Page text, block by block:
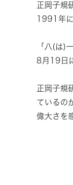
正岡子規
1991年
「八(は)
8月19日
正岡子規
ているの
偉大さを